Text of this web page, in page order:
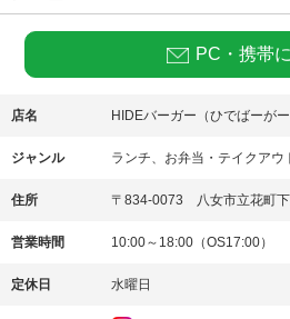
PC・携帯
店名 HIDEバーガー（ひでばーがー
ジャンル ランチ、お弁当・テイクアウ
住所 〒834-0073 八女市立花町下
営業時間 10:00～18:00（OS17:00）
定休日 水曜日